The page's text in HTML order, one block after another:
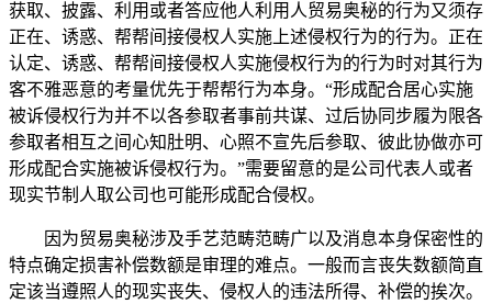
获取、披露、利用或者答应他人利用人贸易奥秘的行为又须存
正在、诱惑、帮帮间接侵权人实施上述侵权行为的行为。正在
认定、诱惑、帮帮间接侵权人实施侵权行为的行为时对其行为
客不雅恶意的考量优先于帮帮行为本身。“形成配合居心实施
被诉侵权行为并不以各参取者事前共谋、过后协同步履为限各
参取者相互之间心知肚明、心照不宣先后参取、彼此协做亦可
形成配合实施被诉侵权行为。”需要留意的是公司代表人或者
现实节制人取公司也可能形成配合侵权。
因为贸易奥秘涉及手艺范畴范畴广以及消息本身保密性的
特点确定损害补偿数额是审理的难点。一般而言丧失数额简直
定该当遵照人的现实丧失、侵权人的违法所得、补偿的挨次。